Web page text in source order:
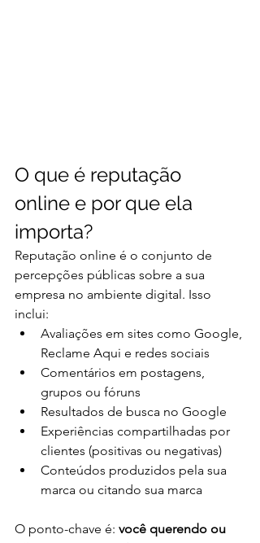
O que é reputação
online e por que ela
importa?
Reputação online é o conjunto de
percepções públicas sobre a sua
empresa no ambiente digital. Isso
inclui:
Avaliações em sites como Google,
Reclame Aqui e redes sociais
Comentários em postagens,
grupos ou fóruns
Resultados de busca no Google
Experiências compartilhadas por
clientes (positivas ou negativas)
Conteúdos produzidos pela sua
marca ou citando sua marca
O ponto-chave é: você querendo ou